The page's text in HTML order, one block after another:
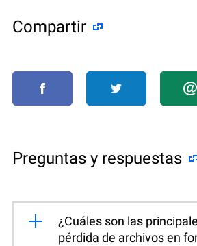
Compartir
Preguntas y respuestas
¿Cuáles son las
pérdida de archivos en